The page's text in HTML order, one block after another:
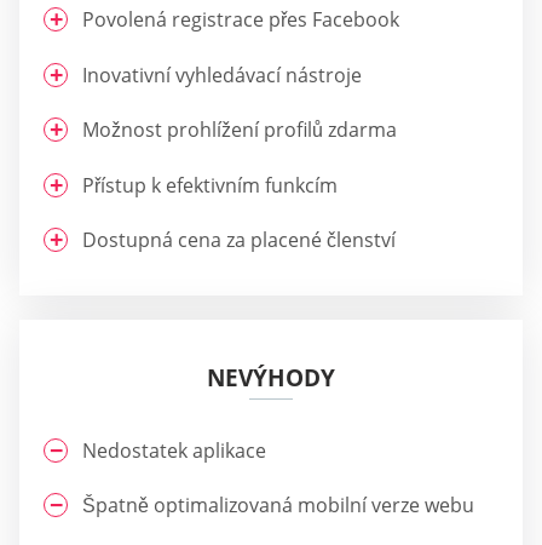
Povolená registrace přes Facebook
Inovativní vyhledávací nástroje
Možnost prohlížení profilů zdarma
Přístup k efektivním funkcím
Dostupná cena za placené členství
NEVÝHODY
Nedostatek aplikace
Špatně optimalizovaná mobilní verze webu